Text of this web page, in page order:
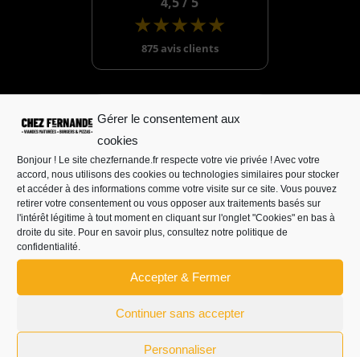
Gérer le consentement aux
cookies
Bonjour ! Le site chezfernande.fr respecte votre vie privée ! Avec votre
accord, nous utilisons des cookies ou technologies similaires pour stocker
et accéder à des informations comme votre visite sur ce site. Vous pouvez
retirer votre consentement ou vous opposer aux traitements basés sur
l'intérêt légitime à tout moment en cliquant sur l'onglet "Cookies" en bas à
droite du site. Pour en savoir plus, consultez notre politique de
confidentialité.
Accepter & Fermer
Continuer sans accepter
Personnaliser
★★★★★
875 avis clients
LAVAUR
5,0 / 5
★★★★★
8 avis clients